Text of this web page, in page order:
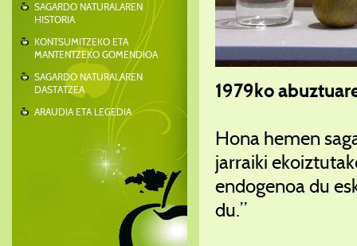
SAGARDO NATURALAREN
HISTORIA
KONTSUMITZEKO ETA
MANTENTZEKO GOMENDIOA
SAGARDO NATURALAREN
DASTATZEA
ARAUDIA ETA LEGEDIA
1979ko
Hona hemen
jarraiki
endogenoa du
du.”